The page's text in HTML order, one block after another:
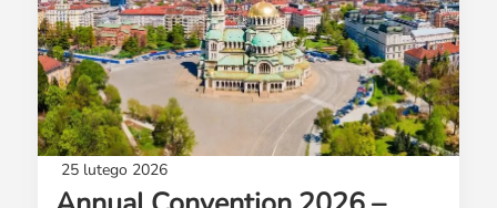
25 lutego 2026